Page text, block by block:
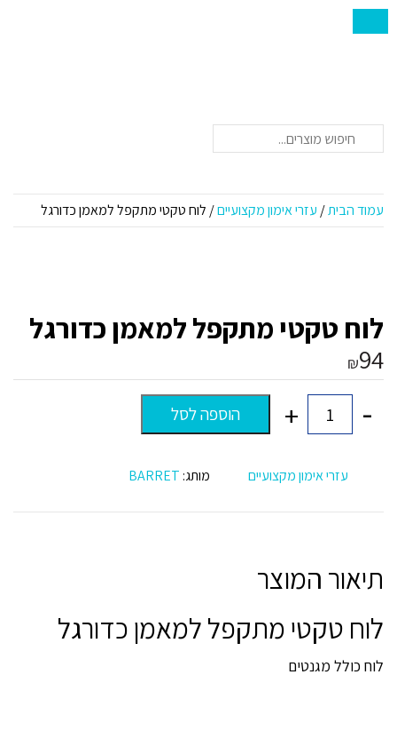
חיפוש
עמוד הבית/ עזרי אימון מקצועיים/ לוח טקטי מתקפל למאמן כדורגל
לוח טקטי מתקפל למאמן כדורגל
₪94
כמות
מתקפל
-
+ הוספה לסל
עזרי אימון מקצועיים מותג: BARRET
תיאור המוצר
לוח טקטי מתקפל למאמן כדורגל
לוח כולל מגנטים